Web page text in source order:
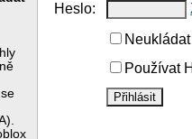
Heslo:
Používat